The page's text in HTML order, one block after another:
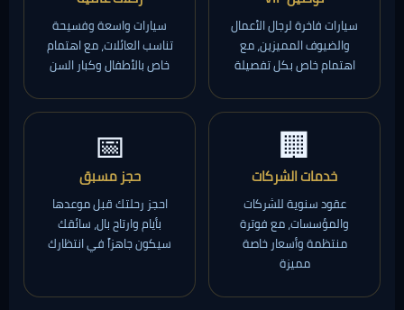
سيارات فاخرة لرجال الأعمال
والضيوف المميزين، مع
اهتمام خاص بكل تفصيلة
سيارات واسعة وفسيحة
تناسب العائلات، مع اهتمام
خاص بالأطفال وكبار السن
🏢
خدمات الشركات
عقود سنوية للشركات
والمؤسسات، مع فوترة
منتظمة وأسعار خاصة
مميزة
📅
حجز مسبق
احجز رحلتك قبل موعدها
بأيام وارتاح بال، سائقك
سيكون جاهزاً في انتظارك